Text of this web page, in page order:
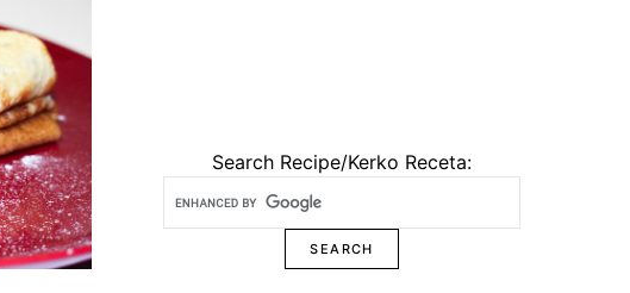
Search Recipe/Kerko Receta: